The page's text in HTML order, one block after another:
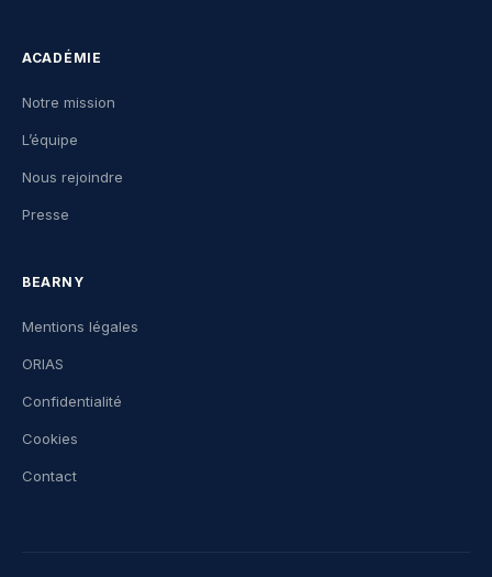
ACADÉMIE
Notre mission
L’équipe
Nous rejoindre
Presse
BEARNY
Mentions légales
ORIAS
Confidentialité
Cookies
Contact